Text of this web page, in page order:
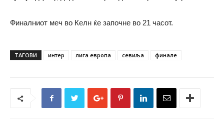
Финалниот меч во Келн ќе започне во 21 часот.
ТАГОВИ интер лига европа севиља финале